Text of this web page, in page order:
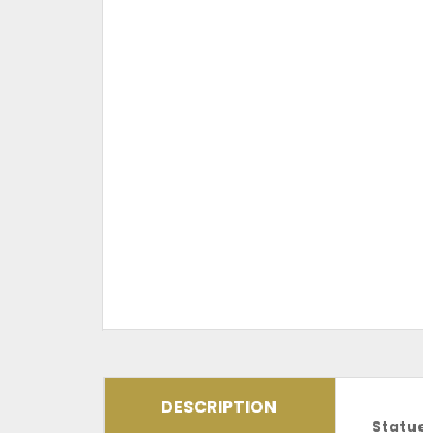
DESCRIPTION